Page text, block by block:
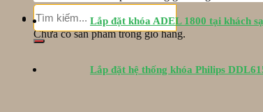
Giỏ hàng
Chưa có sản phẩm trong giỏ hàng.
Tìm
kiếm:
Lắp đặt khóa ADEL 1800 tại khách
Lắp đặt hệ thống khóa Philips